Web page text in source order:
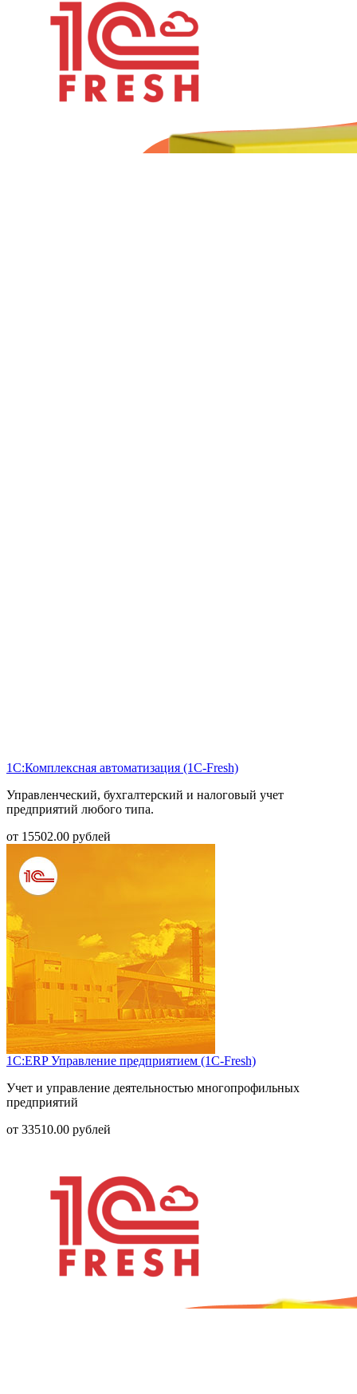
1С:Комплексная автоматизация (1С-Fresh)
Управленческий, бухгалтерский и налоговый учет
предприятий любого типа.
от 15502.00 рублей
1С:ERP Управление предприятием (1С-Fresh)
Учет и управление деятельностью многопрофильных
предприятий
от 33510.00 рублей